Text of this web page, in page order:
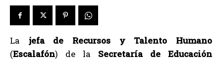
La jefa de Recursos y Talento Humano
(Escalafón) de la Secretaría de Educación